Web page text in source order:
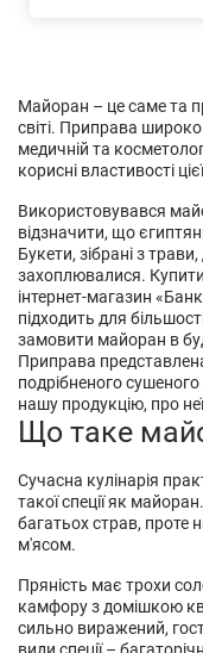
Майоран – це саме та
світі. Приправа широко
медичній та
корисні властивості
Використовувався
відзначити, що
Букети, зібрані з
захоплювалися.
інтернет-магазин
підходить для
замовити майоран в
Приправа
подрібненого
нашу продукцію, про
Що таке
Сучасна кулінарія
такої спеції як
багатьох страв, проте
м'ясом.
Пряність має трохи
камфору з домішкою
сильно виражений,